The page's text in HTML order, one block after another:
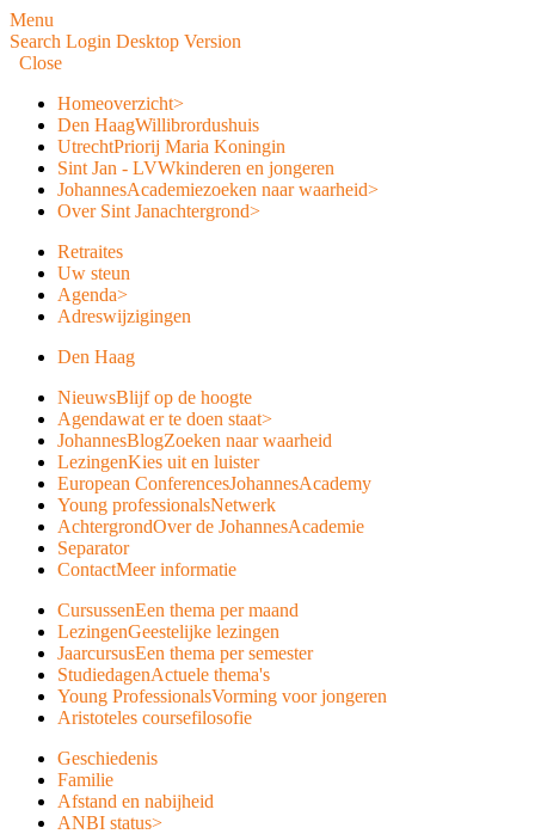
Menu
Search Login Desktop Version
Close
Homeoverzicht>
Den HaagWillibrordushuis
UtrechtPriorij Maria Koningin
Sint Jan - LVWkinderen en jongeren
JohannesAcademiezoeken naar waarheid>
Over Sint Janachtergrond>
Retraites
Uw steun
Agenda>
Adreswijzigingen
Den Haag
NieuwsBlijf op de hoogte
Agendawat er te doen staat>
JohannesBlogZoeken naar waarheid
LezingenKies uit en luister
European ConferencesJohannesAcademy
Young professionalsNetwerk
AchtergrondOver de JohannesAcademie
Separator
ContactMeer informatie
CursussenEen thema per maand
LezingenGeestelijke lezingen
JaarcursusEen thema per semester
StudiedagenActuele thema's
Young ProfessionalsVorming voor jongeren
Aristoteles coursefilosofie
Geschiedenis
Familie
Afstand en nabijheid
ANBI status>